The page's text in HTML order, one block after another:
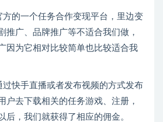
的一个任务合作变现平台，里边变
推广、品牌推广等不适合我们做，
因为它相对比较简单也比较适合我
快手直播或者发布视频的方式发布
户去下载相关的任务游戏、注册，
后，我们就获得了相应的佣金。